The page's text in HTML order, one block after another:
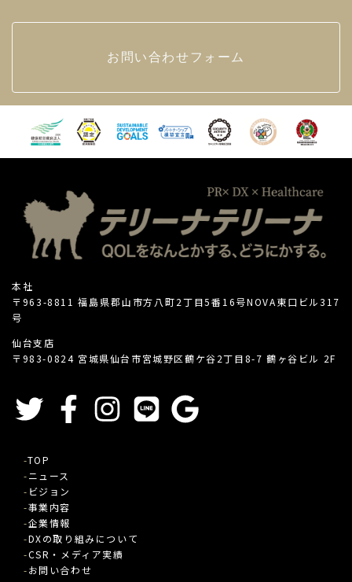
お問い合わせフォーム
本社
〒963-8811 福島県郡山市方八町2丁目5番16号NOVA東口ビル317
号
仙台支店
〒983-0824 宮城県仙台市宮城野区鶴ケ谷2丁目8-7 鶴ヶ谷ビル 2F
TOP
ニュース
ビジョン
事業内容
企業情報
DXの取り組みについて
CSR・メディア実績
お問い合わせ